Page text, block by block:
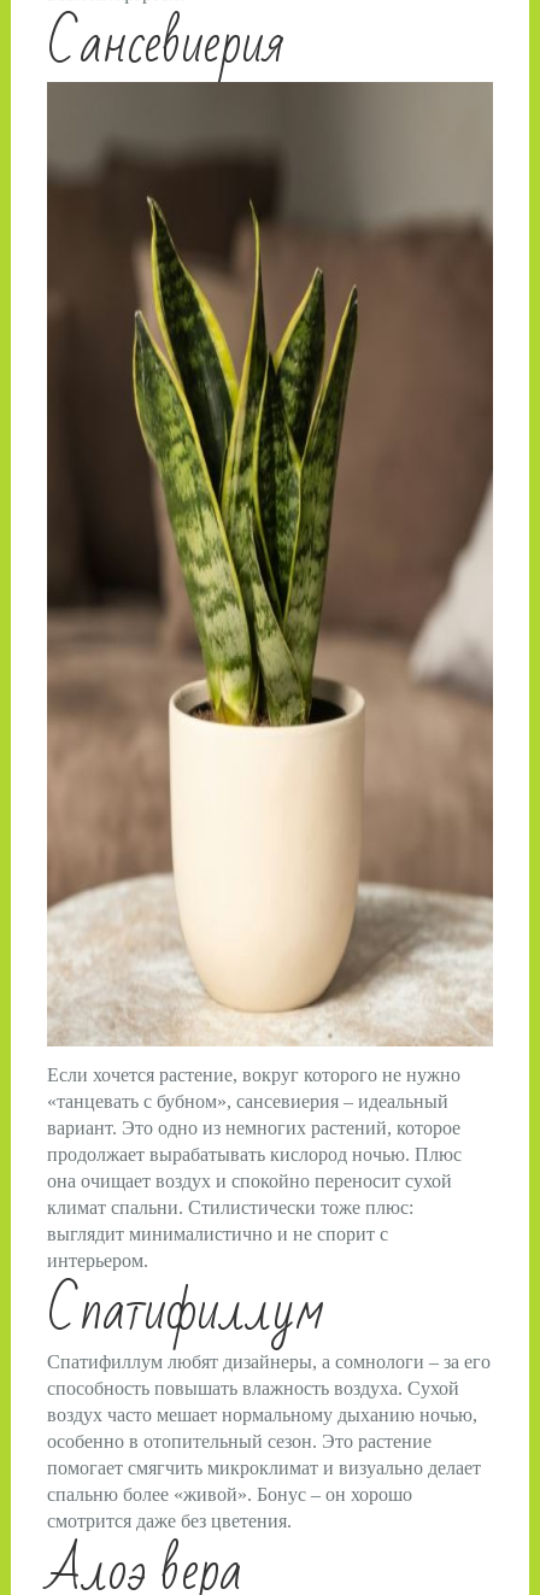
Сансевиерия
Если хочется растение, вокруг которого не нужно
«танцевать с бубном», сансевиерия – идеальный
вариант. Это одно из немногих растений, которое
продолжает вырабатывать кислород ночью. Плюс
она очищает воздух и спокойно переносит сухой
климат спальни. Стилистически тоже плюс:
выглядит минималистично и не спорит с
интерьером.
Спатифиллум
Спатифиллум любят дизайнеры, а сомнологи – за его
способность повышать влажность воздуха. Сухой
воздух часто мешает нормальному дыханию ночью,
особенно в отопительный сезон. Это растение
помогает смягчить микроклимат и визуально делает
спальню более «живой». Бонус – он хорошо
смотрится даже без цветения.
Алоэ вера